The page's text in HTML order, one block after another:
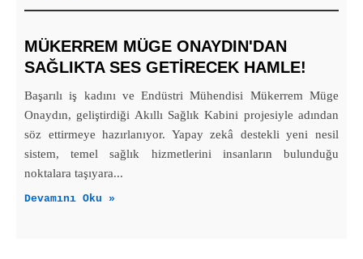
MÜKERREM MÜGE ONAYDIN'DAN
SAĞLIKTA SES GETİRECEK HAMLE!
Başarılı iş kadını ve Endüstri Mühendisi Mükerrem Müge
Onaydın, geliştirdiği Akıllı Sağlık Kabini projesiyle adından
söz ettirmeye hazırlanıyor. Yapay zekâ destekli yeni nesil
sistem, temel sağlık hizmetlerini insanların bulunduğu
noktalara taşıyara...
Devamını Oku »